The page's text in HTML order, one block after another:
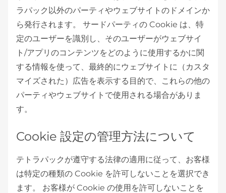
ラパック以外のパーティやウェブサイトのドメインか
ら発行されます。 サードパーティの Cookie は、特
定のユーザーを識別し、そのユーザーがウェブサイ
ト/アプリのコンテンツをどのように使用するかに関
する情報を使って、最終的にウェブサイトに（カスタ
マイズされた）広告を表示する目的で、これらの他の
パーティやウェブサイトで使用される場合がありま
す。
Cookie 設定の管理方法について
テトラパックが遵守する法律の適用に従って、お客様
は特定の種類の Cookie を許可しないことを選択でき
ます。 お客様が Cookie の使用を許可しないことを